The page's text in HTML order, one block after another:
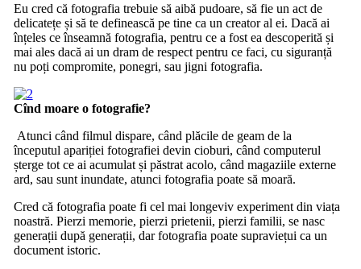
Eu cred că fotografia trebuie să aibă pudoare, să fie un act de
delicatețe și să te definească pe tine ca un creator al ei. Dacă ai
înțeles ce înseamnă fotografia, pentru ce a fost ea descoperită și
mai ales dacă ai un dram de respect pentru ce faci, cu siguranță
nu poți compromite, ponegri, sau jigni fotografia.
Cînd moare o fotografie?
Atunci când filmul dispare, când plăcile de geam de la
începutul apariției fotografiei devin cioburi, când computerul
șterge tot ce ai acumulat și păstrat acolo, când magaziile externe
ard, sau sunt inundate, atunci fotografia poate să moară.
Cred că fotografia poate fi cel mai longeviv experiment din viața
noastră. Pierzi memorie, pierzi prietenii, pierzi familii, se nasc
generații după generații, dar fotografia poate supraviețui ca un
document istoric.